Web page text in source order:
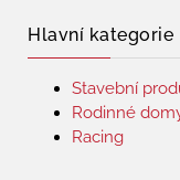
Hlavní kategorie
Stavební
Rodinné
Racing